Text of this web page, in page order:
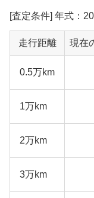
[査定条件] 年式：
走行距離 現在
0.5万km
1万km
2万km
3万km